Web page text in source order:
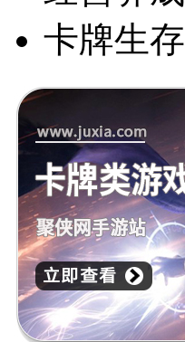
卡牌生存